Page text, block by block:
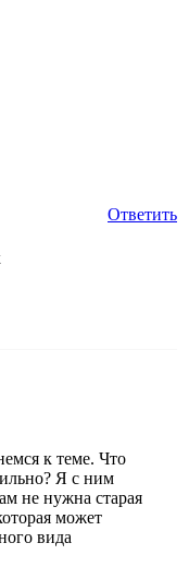
Ответить
к теме. Что
Я с ним
не нужна старая
может
вида